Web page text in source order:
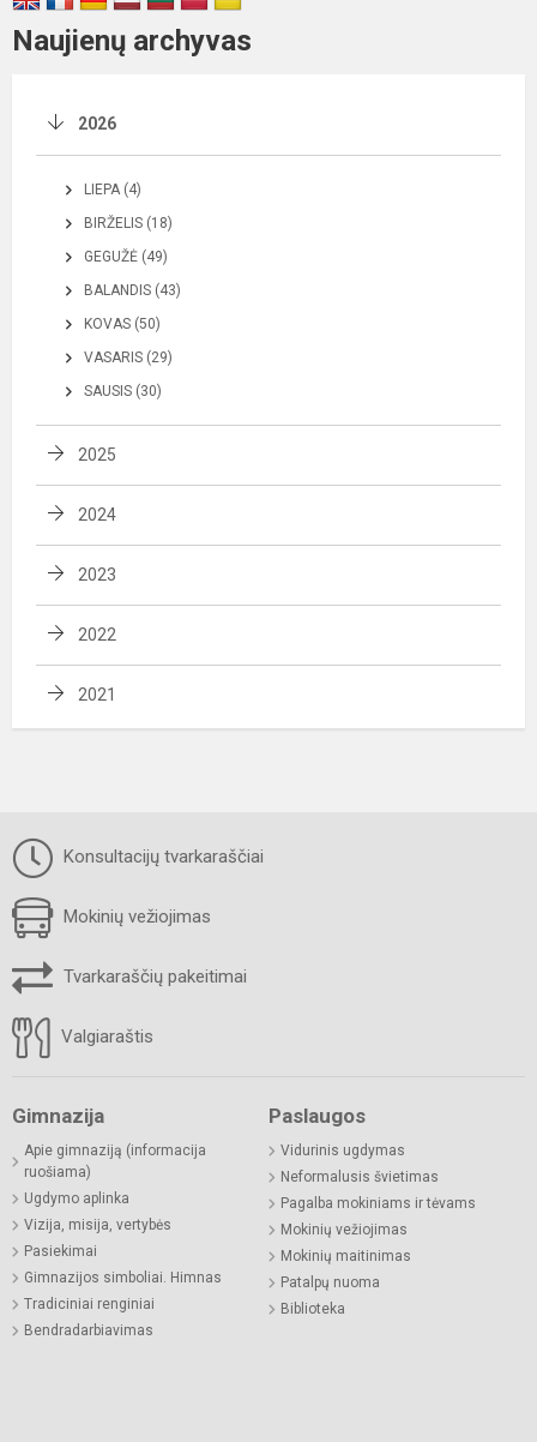
Naujienų archyvas
2026
LIEPA (4)
BIRŽELIS (18)
GEGUŽĖ (49)
BALANDIS (43)
KOVAS (50)
VASARIS (29)
SAUSIS (30)
2025
2024
2023
2022
2021
Konsultacijų tvarkaraščiai
Mokinių vežiojimas
Tvarkaraščių pakeitimai
Valgiaraštis
Gimnazija
Apie gimnaziją (informacija
ruošiama)
Ugdymo aplinka
Vizija, misija, vertybės
Pasiekimai
Gimnazijos simboliai. Himnas
Tradiciniai renginiai
Bendradarbiavimas
Paslaugos
Vidurinis ugdymas
Neformalusis švietimas
Pagalba mokiniams ir tėvams
Mokinių vežiojimas
Mokinių maitinimas
Patalpų nuoma
Biblioteka